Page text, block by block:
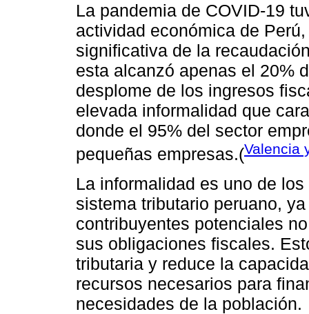
La pandemia de COVID-19
actividad económica de
significativa de la
esta alcanzó apenas el 20%
desplome de los ingresos
elevada informalidad que
donde el 95% del sector
pequeñas empresas.(Valencia
La informalidad es uno de
sistema tributario peruano,
contribuyentes potenciales
sus obligaciones fiscales.
tributaria y reduce la
recursos necesarios para
necesidades de la población.